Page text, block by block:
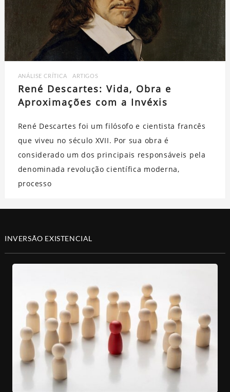
ANÁLISE CRÍTICA ARTIGOS
René Descartes: Vida, Obra e
Aproximações com a Invéxis
René Descartes foi um filósofo e cientista francês
que viveu no século XVII. Por sua obra é
considerado um dos principais responsáveis pela
denominada revolução científica moderna,
processo
INVERSÃO EXISTENCIAL